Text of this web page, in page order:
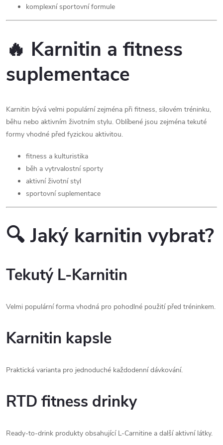
komplexní sportovní formule
🔥 Karnitin a fitness
suplementace
Karnitin bývá velmi populární zejména při fitness, silovém tréninku,
běhu nebo aktivním životním stylu. Oblíbené jsou zejména tekuté
formy vhodné před fyzickou aktivitou.
fitness a kulturistika
běh a vytrvalostní sporty
aktivní životní styl
sportovní suplementace
🔍 Jaký karnitin vybrat?
Tekutý L-Karnitin
Velmi populární forma vhodná pro pohodlné použití před tréninkem.
Karnitin kapsle
Praktická varianta pro jednoduché každodenní dávkování.
RTD fitness drinky
Ready-to-drink produkty obsahující L-Carnitine a další aktivní látky.